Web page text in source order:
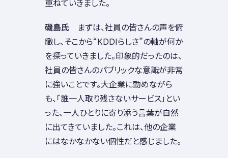
磯島氏 まずは、社員の皆さんの声を俯
瞰し、そこから“KDDIらしさ”の軸が何か
を探っていきました。印象的だったのは、
社員の皆さんのパブリックな意識が非常
に強いことです。大企業に勤めながら
も、「誰一人取り残さないサービス」とい
った、一人ひとりに寄り添う言葉が自然
に出てきていました。これは、他の企業
にはなかなかない個性だと感じました。